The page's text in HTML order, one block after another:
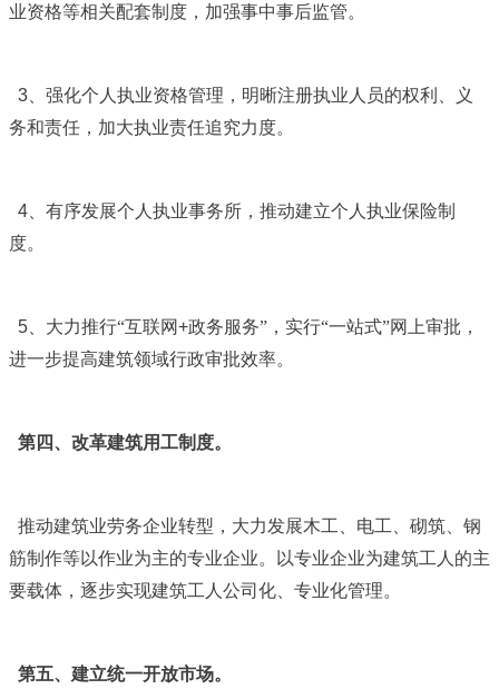
业资格等相关配套制度，加强事中事后监管。
3 、强化个人执业资格管理，明晰注册执业人员的权利、义
务和责任，加大执业责任追究力度。
4 、有序发展个人执业事务所，推动建立个人执业保险制
度。
5 、大力推行“互联网+政务服务”，实行“一站式”网上审批，
进一步提高建筑领域行政审批效率。
第四、改革建筑用工制度。
推动建筑业劳务企业转型，大力发展木工、电工、砌筑、钢
筋制作等以作业为主的专业企业。以专业企业为建筑工人的主
要载体，逐步实现建筑工人公司化、专业化管理。
第五、建立统一开放市场。